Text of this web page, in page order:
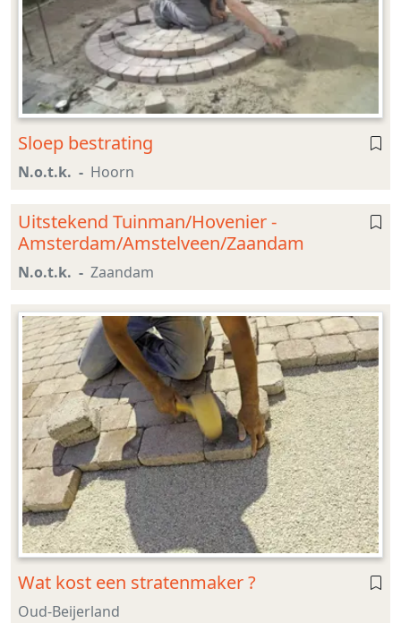
Sloep bestrating
N.o.t.k. Hoorn
Uitstekend Tuinman/Hovenier -
Amsterdam/Amstelveen/Zaandam
N.o.t.k. Zaandam
Wat kost een stratenmaker ?
Oud-Beijerland